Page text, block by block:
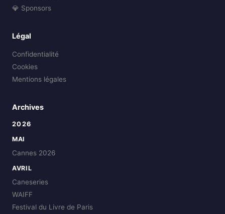
💎 Sponsors
Légal
Confidentialité
Cookies
Mentions légales
Archives
2026
MAI
Cannes 2026
AVRIL
Caneseries
WAIFF
Festival du Livre de Paris